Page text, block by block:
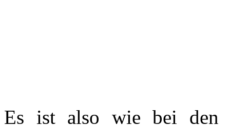
Es ist also wie bei den